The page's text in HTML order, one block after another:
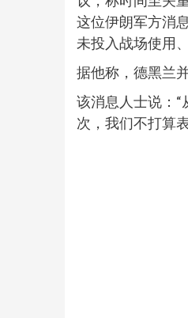
这位伊朗军方消
未投入战场使用
据他称，德黑兰
该消息人士说：
次，我们不打算